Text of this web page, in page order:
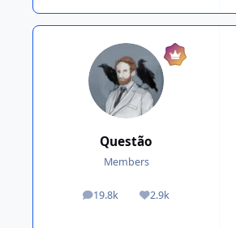
Questão
Members
19.8k
posts 2.9k
Reputation